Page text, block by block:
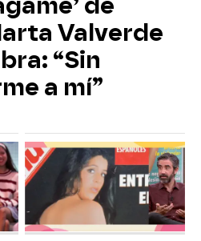
Valverde
“Sin
a mí”